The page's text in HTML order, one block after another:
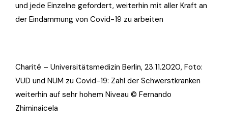
und jede Einzelne gefordert, weiterhin mit aller Kraft an
der Eindämmung von Covid-19 zu arbeiten
Charité – Universitätsmedizin Berlin, 23.11.2020, Foto:
VUD und NUM zu Covid-19: Zahl der Schwerstkranken
weiterhin auf sehr hohem Niveau © Fernando
Zhiminaicela